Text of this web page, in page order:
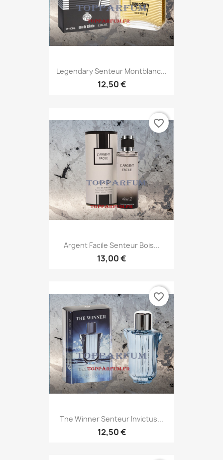
Legendary Senteur Montblanc...
12,50 €
Argent Facile Senteur Bois...
13,00 €
favorite_border
The Winner Senteur Invictus...
12,50 €
favorite_border